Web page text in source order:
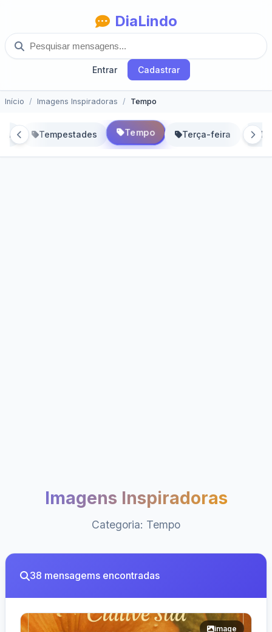
DiaLindo
Entrar Cadastrar
Início Imagens Inspiradoras Tempo
Tempestades Tempo Terça-feira
Imagens Inspiradoras
Categoria: Tempo
38 mensagems encontradas
image